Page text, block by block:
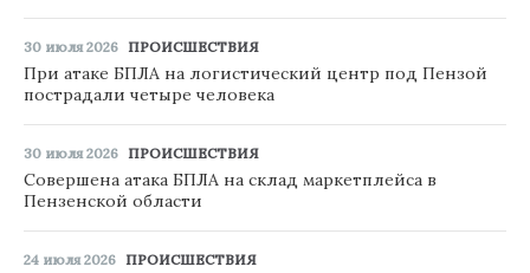
30 июля 2026 ПРОИСШЕСТВИЯ
При атаке БПЛА на логистический центр под Пензой
пострадали четыре человека
30 июля 2026 ПРОИСШЕСТВИЯ
Совершена атака БПЛА на склад маркетплейса в
Пензенской области
24 июля 2026 ПРОИСШЕСТВИЯ